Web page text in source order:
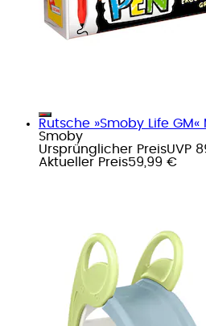
Rutsche »Smoby Life
Smoby
Ursprünglicher PreisUVP
Aktueller Preis59,99 €